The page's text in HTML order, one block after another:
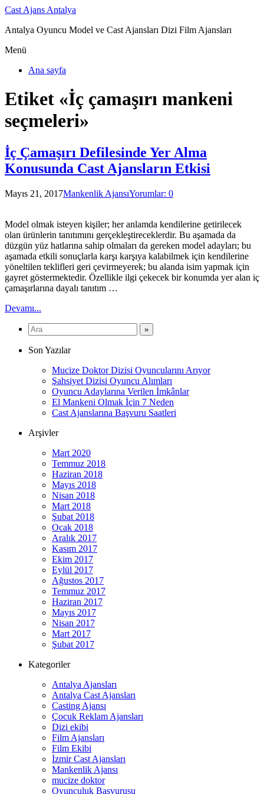
Cast Ajans Antalya
Antalya Oyuncu Model ve Cast Ajansları Dizi Film Ajansları
Menü
Ana sayfa
Etiket «İç çamaşırı mankeni
seçmeleri»
İç Çamaşırı Defilesinde Yer Alma
Konusunda Cast Ajansların Etkisi
Mayıs 21, 2017Mankenlik AjansıYorumlar: 0
Model olmak isteyen kişiler; her anlamda kendilerine getirilecek
olan ürünlerin tanıtımını gerçekleştireceklerdir. Bu aşamada da
düzgün yüz hatlarına sahip olmaları da gereken model adayları; bu
aşamada etkili sonuçlarla karşı karşıya kalabilmek için kendilerine
yöneltilen teklifleri geri çevirmeyerek; bu alanda isim yapmak için
gayret göstermektedir. Özellikle ilgi çekecek bir konumda yer alan iç
çamaşırlarına dayalı tanıtım …
Devamı...
Son Yazılar
Mucize Doktor Dizisi Oyuncularını Arıyor
Şahsiyet Dizisi Oyuncu Alımları
Oyuncu Adaylarına Verilen İmkânlar
El Mankeni Olmak İçin 7 Neden
Cast Ajanslarına Başvuru Saatleri
Arşivler
Mart 2020
Temmuz 2018
Haziran 2018
Mayıs 2018
Nisan 2018
Mart 2018
Şubat 2018
Ocak 2018
Aralık 2017
Kasım 2017
Ekim 2017
Eylül 2017
Ağustos 2017
Temmuz 2017
Haziran 2017
Mayıs 2017
Nisan 2017
Mart 2017
Şubat 2017
Kategoriler
Antalya Ajansları
Antalya Cast Ajansları
Casting Ajansı
Çocuk Reklam Ajansları
Dizi ekibi
Film Ajansları
Film Ekibi
İzmir Cast Ajansları
Mankenlik Ajansı
mucize doktor
Oyunculuk Başvurusu